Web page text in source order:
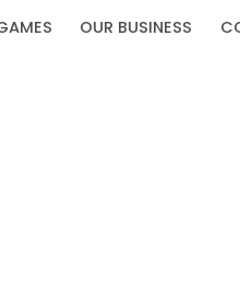
OUR BUSINESS